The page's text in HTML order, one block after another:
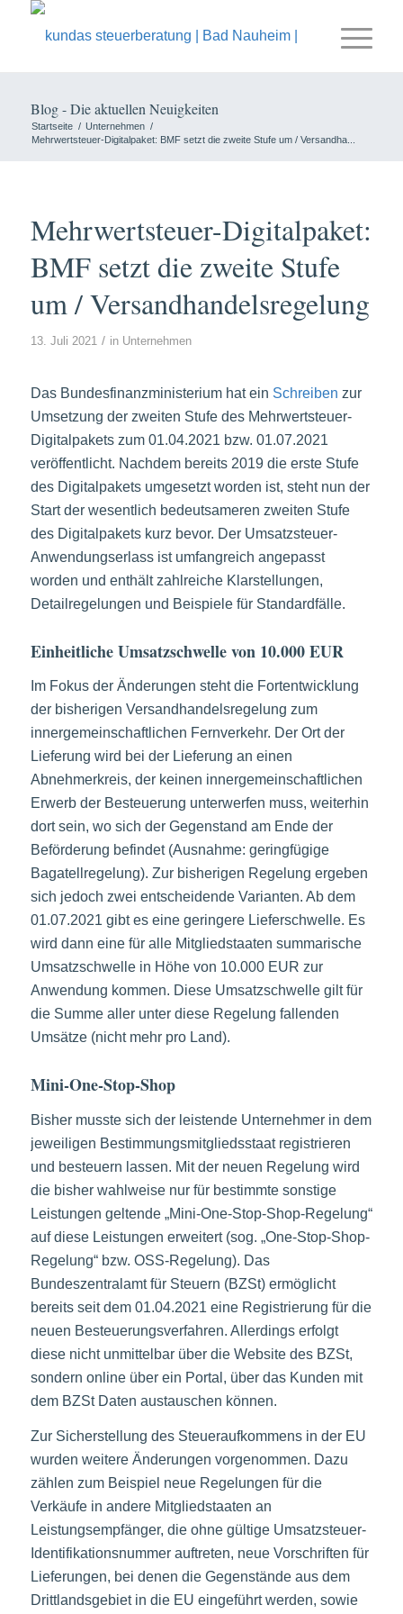
Blog - Die aktuellen Neuigkeiten
Startseite / Unternehmen /
Mehrwertsteuer-Digitalpaket: BMF setzt die zweite Stufe um / Versandha...
Mehrwertsteuer-Digitalpaket:
BMF setzt die zweite Stufe
um / Versandhandelsregelung
13. Juli 2021 / in Unternehmen
Das Bundesfinanzministerium hat ein Schreiben zur
Umsetzung der zweiten Stufe des Mehrwertsteuer-
Digitalpakets zum 01.04.2021 bzw. 01.07.2021
veröffentlicht. Nachdem bereits 2019 die erste Stufe
des Digitalpakets umgesetzt worden ist, steht nun der
Start der wesentlich bedeutsameren zweiten Stufe
des Digitalpakets kurz bevor. Der Umsatzsteuer-
Anwendungserlass ist umfangreich angepasst
worden und enthält zahlreiche Klarstellungen,
Detailregelungen und Beispiele für Standardfälle.
Einheitliche Umsatzschwelle von 10.000 EUR
Im Fokus der Änderungen steht die Fortentwicklung
der bisherigen Versandhandelsregelung zum
innergemeinschaftlichen Fernverkehr. Der Ort der
Lieferung wird bei der Lieferung an einen
Abnehmerkreis, der keinen innergemeinschaftlichen
Erwerb der Besteuerung unterwerfen muss, weiterhin
dort sein, wo sich der Gegenstand am Ende der
Beförderung befindet (Ausnahme: geringfügige
Bagatellregelung). Zur bisherigen Regelung ergeben
sich jedoch zwei entscheidende Varianten. Ab dem
01.07.2021 gibt es eine geringere Lieferschwelle. Es
wird dann eine für alle Mitgliedstaaten summarische
Umsatzschwelle in Höhe von 10.000 EUR zur
Anwendung kommen. Diese Umsatzschwelle gilt für
die Summe aller unter diese Regelung fallenden
Umsätze (nicht mehr pro Land).
Mini-One-Stop-Shop
Bisher musste sich der leistende Unternehmer in dem
jeweiligen Bestimmungsmitgliedsstaat registrieren
und besteuern lassen. Mit der neuen Regelung wird
die bisher wahlweise nur für bestimmte sonstige
Leistungen geltende „Mini-One-Stop-Shop-Regelung“
auf diese Leistungen erweitert (sog. „One-Stop-Shop-
Regelung“ bzw. OSS-Regelung). Das
Bundeszentralamt für Steuern (BZSt) ermöglicht
bereits seit dem 01.04.2021 eine Registrierung für die
neuen Besteuerungsverfahren. Allerdings erfolgt
diese nicht unmittelbar über die Website des BZSt,
sondern online über ein Portal, über das Kunden mit
dem BZSt Daten austauschen können.
Zur Sicherstellung des Steueraufkommens in der EU
wurden weitere Änderungen vorgenommen. Dazu
zählen zum Beispiel neue Regelungen für die
Verkäufe in andere Mitgliedstaaten an
Leistungsempfänger, die ohne gültige Umsatzsteuer-
Identifikationsnummer auftreten, neue Vorschriften für
Lieferungen, bei denen die Gegenstände aus dem
Drittlandsgebiet in die EU eingeführt werden, sowie